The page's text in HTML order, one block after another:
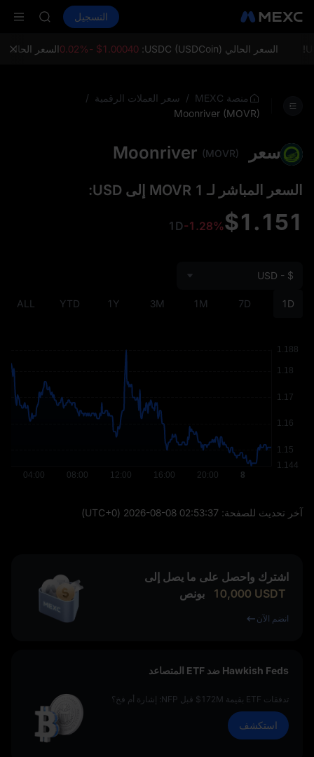
الأسواق العقود الفوريةالتسجيل
AAOI
اشتراك سوق
السعر الحالي ETH (Ethereum): السعر الحالي USDC (USDCoin): $1.00040 -0.02%
منصة MEXC / سعر العملات الرقمية /
Moonriver (MOVR)
سعر Moonriver (MOVR)
السعر المباشر لـ 1 MOVR إلى USD:
$1.151
-1.28%
1D
1D
7D
1M
3M
1Y
YTD
ALL
USD - $
آخر تحديث للصفحة: 2026-08-08 02:53:37
(UTC+0)
اشترك واحصل على ما يصل إلى
10,000 USDT بونص
انضم الآن
Hawkish Feds ضد ETF المتصاعد
تدفقات ETF بقيمة 172M$ قبل NFP: إشارة أم فخ؟
استكشف